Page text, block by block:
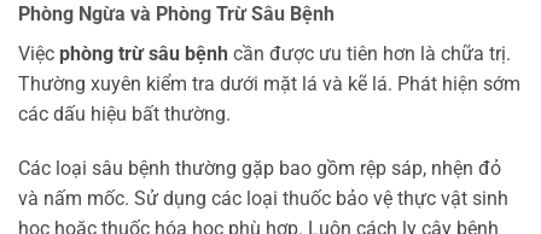
Phòng Ngừa và Phòng Trừ Sâu Bệnh
Việc phòng trừ sâu bệnh cần được ưu tiên hơn là chữa trị.
Thường xuyên kiểm tra dưới mặt lá và kẽ lá. Phát hiện sớm
các dấu hiệu bất thường.
Các loại sâu bệnh thường gặp bao gồm rệp sáp, nhện đỏ
và nấm mốc. Sử dụng các loại thuốc bảo vệ thực vật sinh
học hoặc thuốc hóa học phù hợp. Luôn cách ly cây bệnh